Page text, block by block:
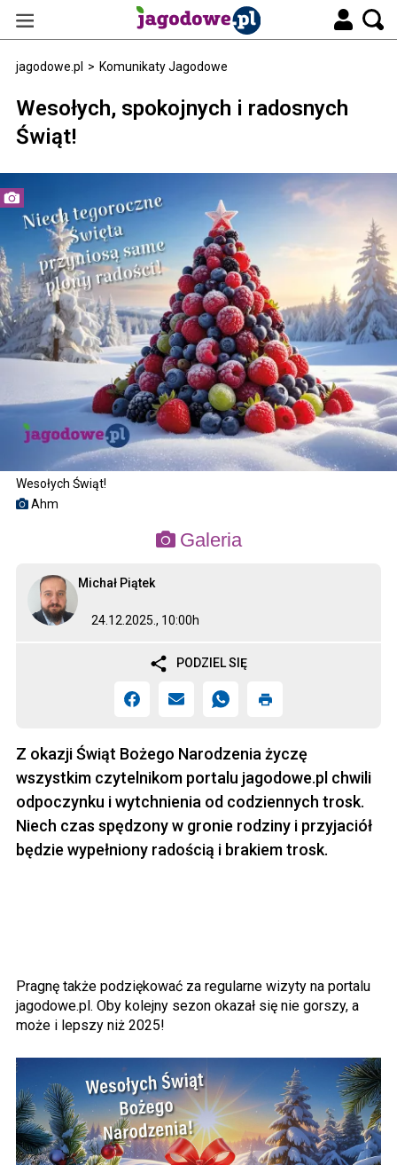
jagodowe.pl > Komunikaty Jagodowe
Wesołych Świąt!
Ahm
Wesołych, spokojnych i radosnych
Świąt!
Galeria
24.12.2025., 10:00h
Michał Piątek
PODZIEL SIĘ
Z okazji Świąt Bożego Narodzenia życzę
wszystkim czytelnikom portalu jagodowe.pl chwili
odpoczynku i wytchnienia od codziennych trosk.
Niech czas spędzony w gronie rodziny i przyjaciół
będzie wypełniony radością i brakiem trosk.
Pragnę także podziękować za regularne wizyty na portalu
jagodowe.pl. Oby kolejny sezon okazał się nie gorszy, a
może i lepszy niż 2025!